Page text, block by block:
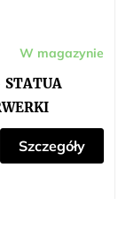
W magazynie
Szczegóły